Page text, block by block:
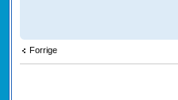
Forrige